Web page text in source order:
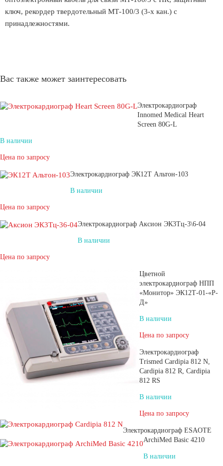
ключ, рекордер твердотельный МТ-100/3 (3-х кан.) с
принадлежностями.
Вас также может заинтересовать
Электрокардиограф
Innomed Medical Heart
Screen 80G-L
В наличии
Цена по запросу
Электрокардиограф ЭК12Т Альтон-103
В наличии
Цена по запросу
Электрокардиограф Аксион ЭК3Тц-3\6-04
В наличии
Цена по запросу
Цветной
электрокардиограф НПП
«Монитор» ЭК12Т-01-«Р-
Д»
В наличии
Цена по запросу
Электрокардиограф
Trismed Cardipia 812 N,
Cardipia 812 R, Cardipia
812 RS
В наличии
Цена по запросу
Электрокардиограф ESAOTE
ArchiMed Basic 4210
В наличии